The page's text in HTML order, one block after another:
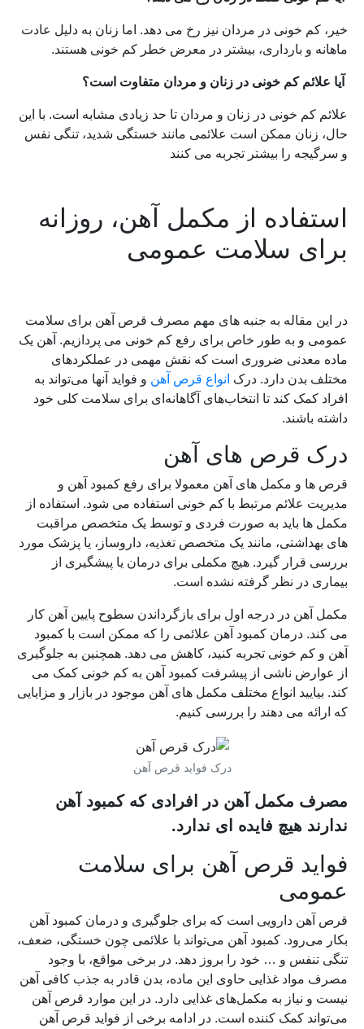
خیر، کم خونی در مردان نیز رخ می دهد. اما زنان به دلیل عادت
ماهانه و بارداری، بیشتر در معرض خطر کم خونی هستند.
آیا علائم کم خونی در زنان و مردان متفاوت است؟
علائم کم خونی در زنان و مردان تا حد زیادی مشابه است. با این
حال، زنان ممکن است علائمی مانند خستگی شدید، تنگی نفس
و سرگیجه را بیشتر تجربه می کنند
استفاده از مکمل آهن، روزانه
برای سلامت عمومی
در این مقاله به جنبه های مهم مصرف قرص آهن برای سلامت
عمومی و به طور خاص برای رفع کم خونی می پردازیم. آهن یک
ماده معدنی ضروری است که نقش مهمی در عملکردهای
مختلف بدن دارد. درک انواع قرص آهن و فواید آنها می‌تواند به
افراد کمک کند تا انتخاب‌های آگاهانه‌ای برای سلامت کلی خود
داشته باشند.
درک قرص های آهن
قرص ها و مکمل های آهن معمولا برای رفع کمبود آهن و
مدیریت علائم مرتبط با کم خونی استفاده می شود. استفاده از
مکمل ها باید به صورت فردی و توسط یک متخصص مراقبت
های بهداشتی، مانند یک متخصص تغذیه، داروساز، یا پزشک مورد
بررسی قرار گیرد. هیچ مکملی برای درمان یا پیشگیری از
بیماری در نظر گرفته نشده است.
مکمل آهن در درجه اول برای بازگرداندن سطوح پایین آهن کار
می کند. درمان کمبود آهن علائمی را که ممکن است با کمبود
آهن و کم خونی تجربه کنید، کاهش می دهد. همچنین به جلوگیری
از عوارض ناشی از پیشرفت کمبود آهن به کم خونی کمک می
کند. بیایید انواع مختلف مکمل های آهن موجود در بازار و مزایایی
که ارائه می دهند را بررسی کنیم.
درک فواید قرص آهن
مصرف مکمل آهن در افرادی که کمبود آهن
ندارند هیچ فایده ای ندارد.
فواید قرص آهن برای سلامت
عمومی
قرص آهن دارویی است که برای جلوگیری و درمان کمبود آهن
بکار می‌رود. کمبود آهن می‌تواند با علائمی چون خستگی، ضعف،
تنگی تنفس و … خود را بروز دهد. در برخی مواقع، با وجود
مصرف مواد غذایی حاوی این ماده، بدن قادر به جذب کافی آهن
نیست و نیاز به مکمل‌های غذایی دارد. در این موارد قرص آهن
می‌تواند کمک کننده است. در ادامه برخی از فواید قرص آهن